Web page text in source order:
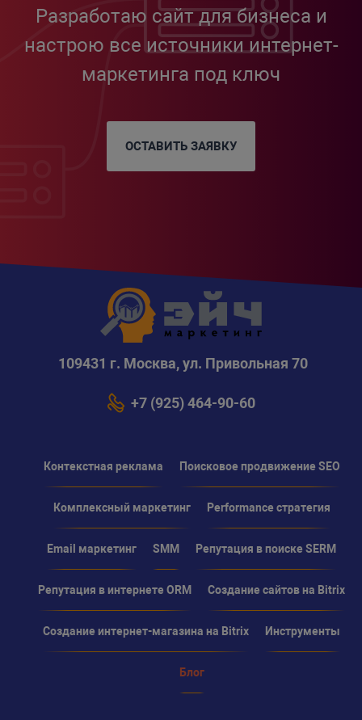
Разработаю сайт для бизнеса и
настрою все источники интернет-
маркетинга под ключ
ОСТАВИТЬ ЗАЯВКУ
109431 г. Москва, ул. Привольная 70
+7 (925) 464-90-60
Контекстная реклама Поисковое продвижение SEO
Комплексный маркетинг Performance стратегия
Email маркетинг SMM Репутация в поиске SERM
Репутация в интернете ORM Создание сайтов на Bitrix
Создание интернет-магазина на Bitrix Инструменты
Блог